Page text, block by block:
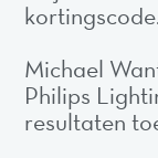
Michael
Philips
resultaten